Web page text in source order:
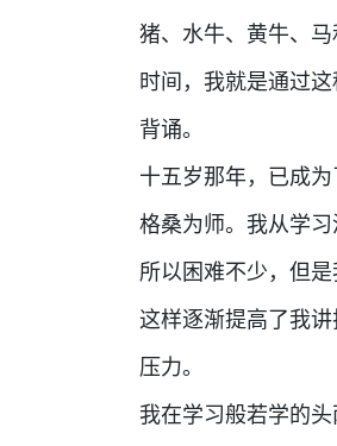
猪、水牛、黄牛、
时间，我就是通过
背诵。
十五岁那年，已成
格桑为师。我从学
所以困难不少，但
这样逐渐提高了我
压力。
我在学习般若学的